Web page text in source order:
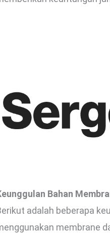
Bahan
adalah beberapa
membrane